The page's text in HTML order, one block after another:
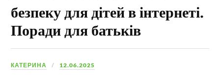
безпеку для дітей в інтернеті.
Поради для батьків
КАТЕРИНА 12.06.2025